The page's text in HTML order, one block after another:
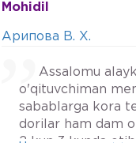
Mohidil
Арипова В. Х.
Assalomu
o'qituvchiman
sabablarga kora
dorilar ham dam